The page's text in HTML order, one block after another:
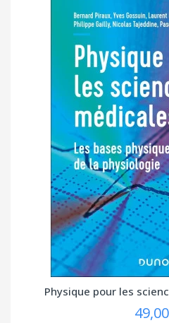
Physique pour les